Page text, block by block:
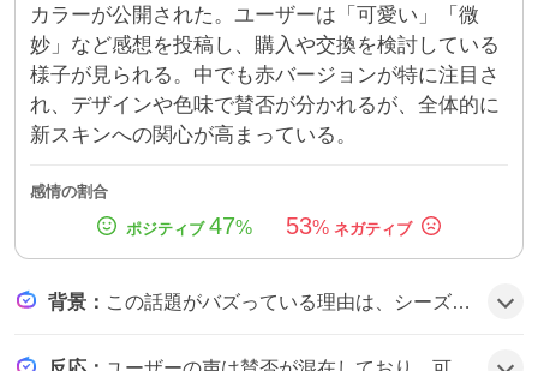
カラーが公開された。ユーザーは「可愛い」「微
妙」など感想を投稿し、購入や交換を検討している
様子が見られる。中でも赤バージョンが特に注目さ
れ、デザインや色味で賛否が分かれるが、全体的に
新スキンへの関心が高まっている。
感情の割合
47% 53%
背景 ： この話題がバズっている理由は、シーズン3で多数の新スキンが同時に発表され、特にイラリーのミシックがカラーバリエーション豊かで注目を集めたことに加え、プレイヤーが自分の好みでスキンを選べる楽しさが広がったためとみられる。さらに、ミシックはゲーム内での見た目カスタマイズ要素として人気が高く、コミュニティ内での議論が活発化したことも影響している。